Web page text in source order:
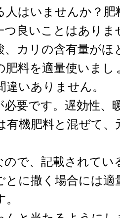
人はいませんか？肥
つ良いことはありま
、カリの含有量がほ
肥料を適量使いまし
いありません。
要です。遅効性、
有機肥料と混ぜて
で、記載されてい
とに撒く場合には適